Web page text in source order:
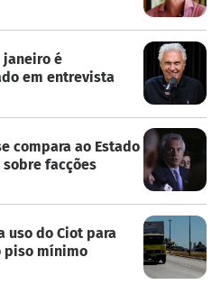
janeiro é
em entrevista
compara ao Estado
facções
uso do Ciot para
piso mínimo